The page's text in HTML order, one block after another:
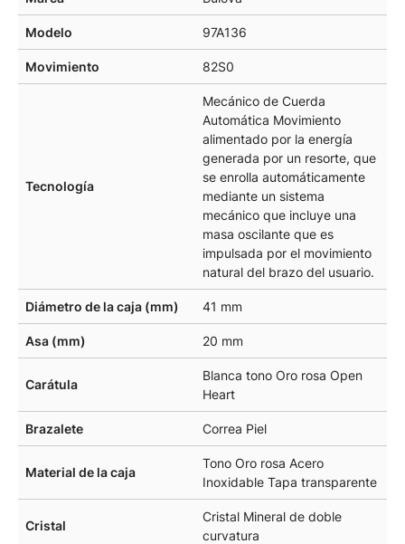
Modelo 97A136
Movimiento 82S0
Tecnología
Mecánico de Cuerda
Automática Movimiento
alimentado por la energía
generada por un resorte, que
se enrolla automáticamente
mediante un sistema
mecánico que incluye una
masa oscilante que es
impulsada por el movimiento
natural del brazo del usuario.
Diámetro de la caja (mm) 41 mm
Asa (mm) 20 mm
Carátula
Blanca tono Oro rosa Open
Heart
Brazalete Correa Piel
Material de la caja
Tono Oro rosa Acero
Inoxidable Tapa transparente
Cristal
Cristal Mineral de doble
curvatura